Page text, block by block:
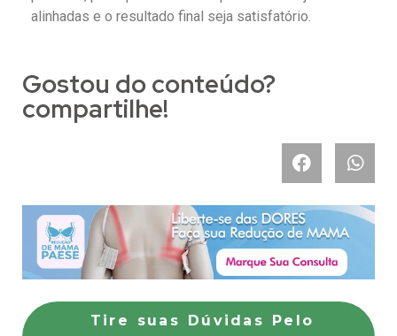
alinhadas e o resultado final seja satisfatório.
Gostou do conteúdo?
compartilhe!
Tire suas Dúvidas Pelo